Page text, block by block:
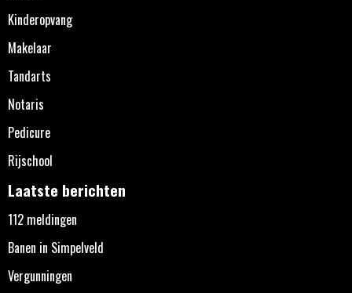
Kinderopvang
Makelaar
Tandarts
Notaris
Pedicure
Rijschool
Laatste berichten
112 meldingen
Banen in Simpelveld
Vergunningen